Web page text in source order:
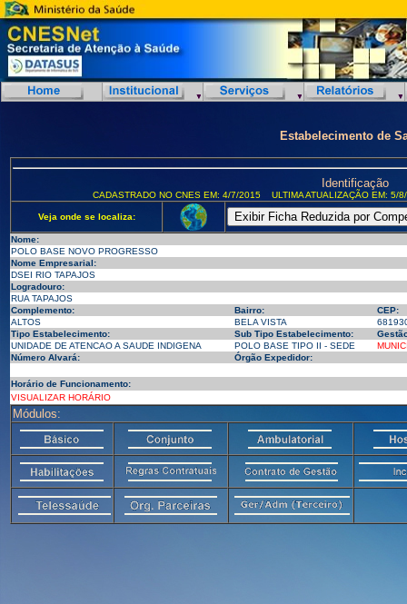
Estabelecimento de
Identificação
CADASTRADO NO CNES EM: 4/7/2015 ULTIMA ATUALIZAÇÃO EM:
Veja onde se localiza:
Nome:
POLO BASE NOVO PROGRESSO
Nome Empresarial:
DSEI RIO TAPAJOS
Logradouro:
RUA TAPAJOS
Complemento:
Bairro:
CEP:
ALTOS
BELA VISTA
Tipo Estabelecimento:
Sub Tipo Estabelecimento:
UNIDADE DE ATENCAO A SAUDE INDIGENA
POLO BASE TIPO II - SEDE
Número Alvará:
Órgão Expedidor:
Horário de Funcionamento:
VISUALIZAR HORÁRIO
Módulos: